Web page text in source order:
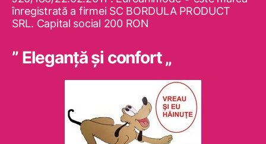
înregistrată a firmei SC BORDULA PRODUCT
SRL. Capital social 200 RON
” Eleganţă şi confort „